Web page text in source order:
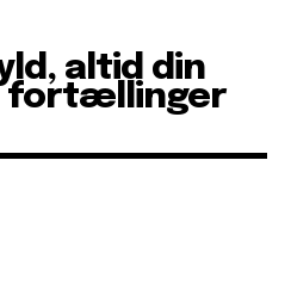
altid din
fortællinger